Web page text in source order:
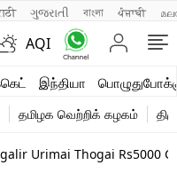
ગુજરાતી বাংলা ਪੰਜਾਬੀ
AQI
இந்தியா
தமிழக வெற்றிக் கழகம்
Urimai Thogai Rs5000